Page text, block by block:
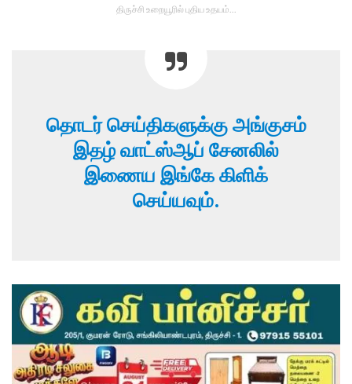
திருச்சி உறையூரில் புதிய உதயம்...
தொடர் செய்திகளுக்கு அங்குசம்
இதழ் வாட்ஸ்ஆப் சேனலில்
இணைய இங்கே கிளிக்
செய்யவும்.